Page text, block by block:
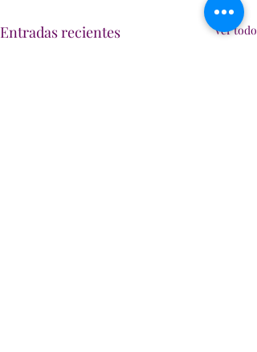
Entradas recientes Ver todo